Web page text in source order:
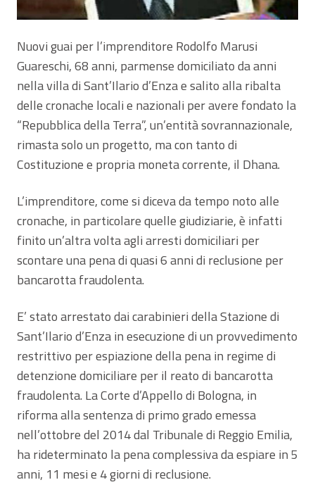
Nuovi guai per l’imprenditore Rodolfo Marusi
Guareschi, 68 anni, parmense domiciliato da anni
nella villa di Sant’Ilario d’Enza e salito alla ribalta
delle cronache locali e nazionali per avere fondato la
“Repubblica della Terra”, un’entità sovrannazionale,
rimasta solo un progetto, ma con tanto di
Costituzione e propria moneta corrente, il Dhana.
L’imprenditore, come si diceva da tempo noto alle
cronache, in particolare quelle giudiziarie, è infatti
finito un’altra volta agli arresti domiciliari per
scontare una pena di quasi 6 anni di reclusione per
bancarotta fraudolenta.
E’ stato arrestato dai carabinieri della Stazione di
Sant’Ilario d’Enza in esecuzione di un provvedimento
restrittivo per espiazione della pena in regime di
detenzione domiciliare per il reato di bancarotta
fraudolenta. La Corte d’Appello di Bologna, in
riforma alla sentenza di primo grado emessa
nell’ottobre del 2014 dal Tribunale di Reggio Emilia,
ha rideterminato la pena complessiva da espiare in 5
anni, 11 mesi e 4 giorni di reclusione.